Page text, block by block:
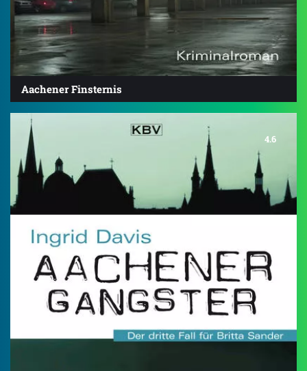
Aachener Finsternis
4.6